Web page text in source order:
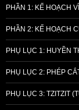
PHẦN 1: KẾ HOẠCH
PHẦN 2: KẾ HOẠCH
PHỤ LỤC 1: HUYỀN
PHỤ LỤC 2: PHÉP
PHỤ LỤC 3: TZITZIT